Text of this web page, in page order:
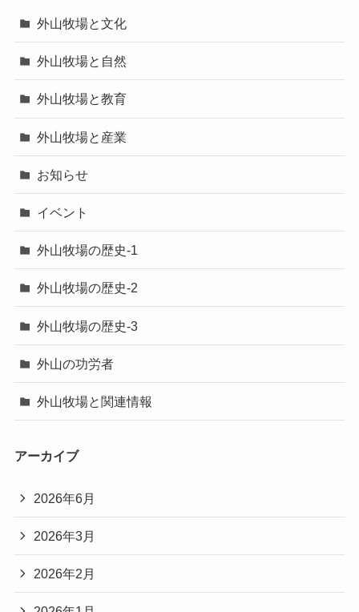
外山牧場と文化
外山牧場と自然
外山牧場と教育
外山牧場と産業
お知らせ
イベント
外山牧場の歴史-1
外山牧場の歴史-2
外山牧場の歴史-3
外山の功労者
外山牧場と関連情報
アーカイブ
2026年6月
2026年3月
2026年2月